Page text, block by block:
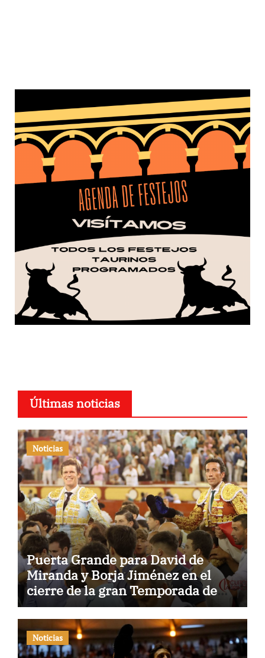
Últimas noticias
Noticias
Puerta Grande para David de
Miranda y Borja Jiménez en el
cierre de la gran Temporada de
Verano de El Puerto
Noticias